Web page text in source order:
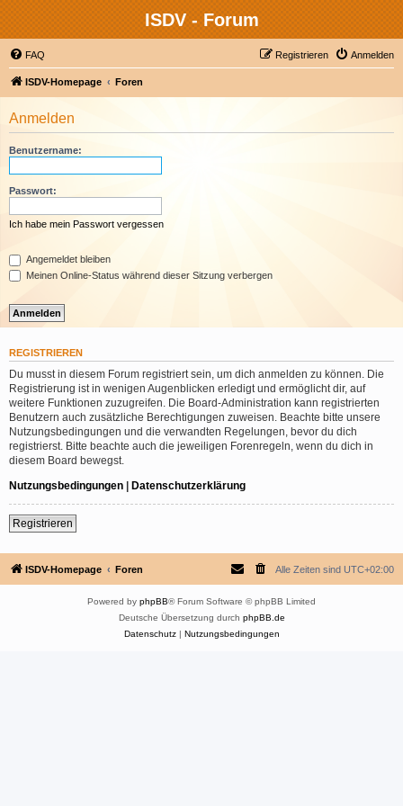
ISDV - Forum
FAQ Anmelden
Registrieren
ISDV-Homepage Foren
Anmelden
Benutzername:
Passwort:
Ich habe mein Passwort vergessen
Angemeldet bleiben
Meinen Online-Status während dieser Sitzung verbergen
REGISTRIEREN
Du musst in diesem Forum registriert sein, um dich anmelden zu können. Die
Registrierung ist in wenigen Augenblicken erledigt und ermöglicht dir, auf
weitere Funktionen zuzugreifen. Die Board-Administration kann registrierten
Benutzern auch zusätzliche Berechtigungen zuweisen. Beachte bitte unsere
Nutzungsbedingungen und die verwandten Regelungen, bevor du dich
registrierst. Bitte beachte auch die jeweiligen Forenregeln, wenn du dich in
diesem Board bewegst.
Nutzungsbedingungen | Datenschutzerklärung
Registrieren
ISDV-Homepage Foren Alle Zeiten sind UTC+02:00
Powered by phpBB® Forum Software © phpBB Limited
Deutsche Übersetzung durch phpBB.de
Datenschutz| Nutzungsbedingungen